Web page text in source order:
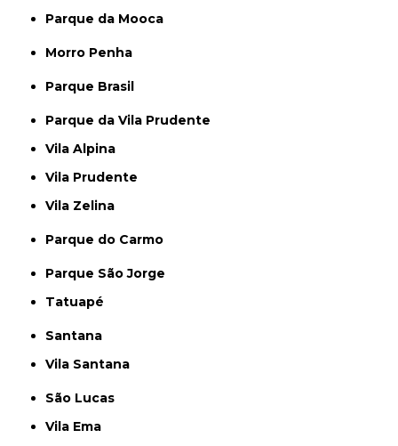
Parque da Mooca
Morro Penha
Parque Brasil
Parque da Vila Prudente
Vila Alpina
Vila Prudente
Vila Zelina
Parque do Carmo
Parque São Jorge
Tatuapé
Santana
Vila Santana
São Lucas
Vila Ema